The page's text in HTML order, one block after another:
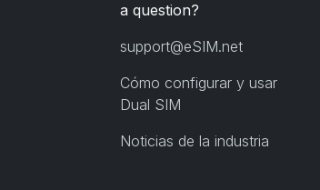
a question?
support@eSIM.net
Cómo configurar y usar
Dual SIM
Noticias de la industria